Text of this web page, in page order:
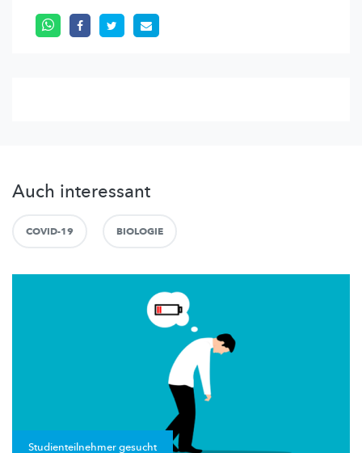
Auch interessant
COVID-19 BIOLOGIE
Studienteilnehmer gesucht